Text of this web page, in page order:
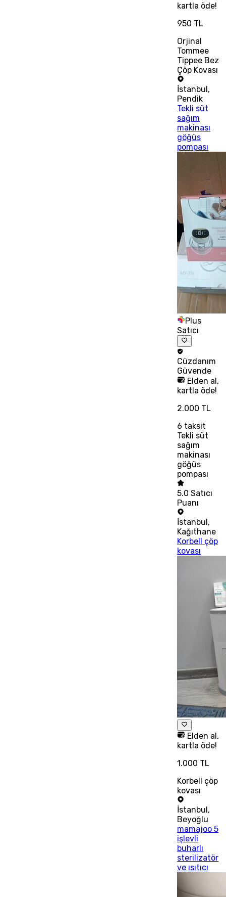
kartla öde!
950 TL
Orjinal
Tommee
Tippee Bez
Çöp Kovası
İstanbul ,
Pendik
Tekli süt
sağım
makinası
göğüs
pompası
Plus
Satıcı
Cüzdanım
Güvende
Elden al,
kartla öde!
2.000 TL
6 taksit
Tekli süt
sağım
makinası
göğüs
pompası
5.0 Satıcı
Puanı
İstanbul,
Kağıthane
Korbell çöp
kovası
Elden al,
kartla öde!
1.000 TL
Korbell çöp
kovası
İstanbul,
Beyoğlu
mamajoo 5
işlevli
buharlı
sterilizatör
ve ısıtıcı